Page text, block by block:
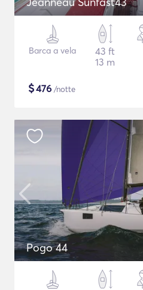
Barca a vela
43 ft
13 m
$476 /notte
Pogo 44